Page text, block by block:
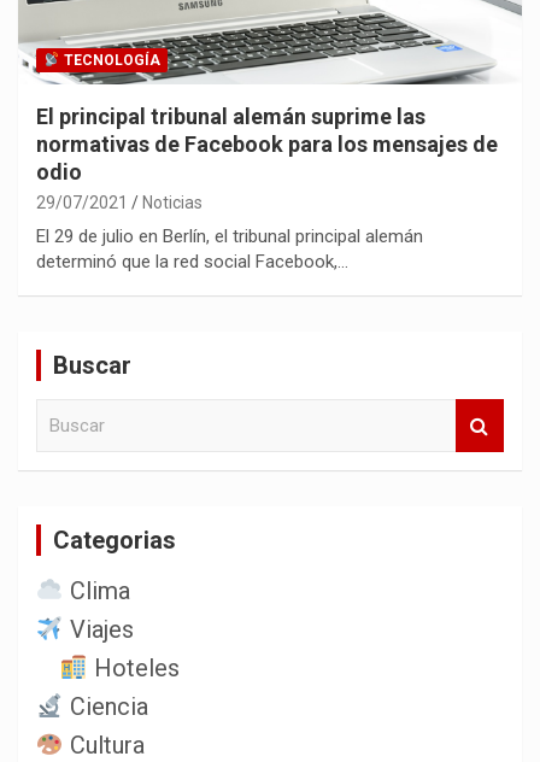
TECNOLOGÍA
El principal tribunal alemán suprime las
normativas de Facebook para los mensajes de
odio
29/07/2021 Noticias
El 29 de julio en Berlín, el tribunal principal alemán
determinó que la red social Facebook,…
Buscar
Categorias
Clima
Viajes
Hoteles
Ciencia
Cultura